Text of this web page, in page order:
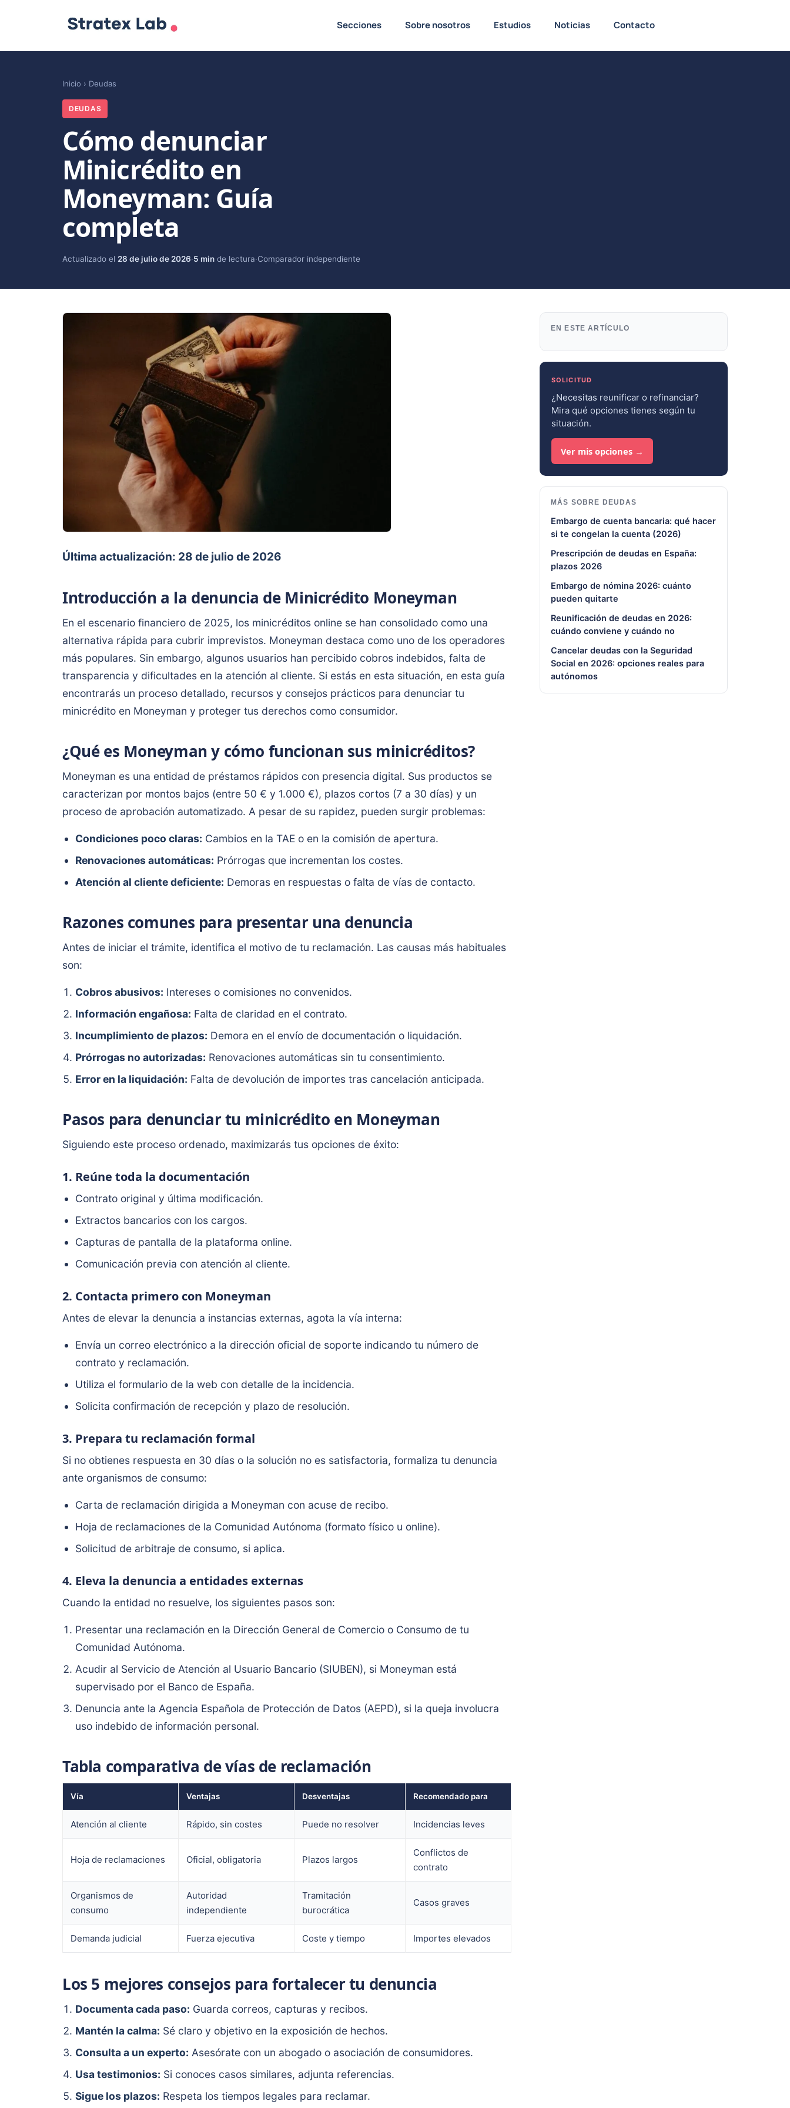
Secciones Sobre nosotros Estudios Noticias Contacto
Inicio › Deudas
DEUDAS
Cómo denunciar
Minicrédito en
Moneyman: Guía
completa
Actualizado el 28 de julio de 2026·5 min de lectura·Comparador independiente
Última actualización: 28 de julio de 2026
Introducción a la denuncia de Minicrédito Moneyman
En el escenario financiero de 2025, los minicréditos online se han consolidado como una
alternativa rápida para cubrir imprevistos. Moneyman destaca como uno de los operadores
más populares. Sin embargo, algunos usuarios han percibido cobros indebidos, falta de
transparencia y dificultades en la atención al cliente. Si estás en esta situación, en esta guía
encontrarás un proceso detallado, recursos y consejos prácticos para denunciar tu
minicrédito en Moneyman y proteger tus derechos como consumidor.
¿Qué es Moneyman y cómo funcionan sus minicréditos?
Moneyman es una entidad de préstamos rápidos con presencia digital. Sus productos se
caracterizan por montos bajos (entre 50 € y 1.000 €), plazos cortos (7 a 30 días) y un
proceso de aprobación automatizado. A pesar de su rapidez, pueden surgir problemas:
Condiciones poco claras: Cambios en la TAE o en la comisión de apertura.
Renovaciones automáticas: Prórrogas que incrementan los costes.
Atención al cliente deficiente: Demoras en respuestas o falta de vías de contacto.
Razones comunes para presentar una denuncia
Antes de iniciar el trámite, identifica el motivo de tu reclamación. Las causas más habituales
son:
Cobros abusivos: Intereses o comisiones no convenidos.
Información engañosa: Falta de claridad en el contrato.
Incumplimiento de plazos: Demora en el envío de documentación o liquidación.
Prórrogas no autorizadas: Renovaciones automáticas sin tu consentimiento.
Error en la liquidación: Falta de devolución de importes tras cancelación anticipada.
Pasos para denunciar tu minicrédito en Moneyman
Siguiendo este proceso ordenado, maximizarás tus opciones de éxito:
1. Reúne toda la documentación
Contrato original y última modificación.
Extractos bancarios con los cargos.
Capturas de pantalla de la plataforma online.
Comunicación previa con atención al cliente.
2. Contacta primero con Moneyman
Antes de elevar la denuncia a instancias externas, agota la vía interna:
Envía un correo electrónico a la dirección oficial de soporte indicando tu número de
contrato y reclamación.
Utiliza el formulario de la web con detalle de la incidencia.
Solicita confirmación de recepción y plazo de resolución.
3. Prepara tu reclamación formal
Si no obtienes respuesta en 30 días o la solución no es satisfactoria, formaliza tu denuncia
ante organismos de consumo:
Carta de reclamación dirigida a Moneyman con acuse de recibo.
Hoja de reclamaciones de la Comunidad Autónoma (formato físico u online).
Solicitud de arbitraje de consumo, si aplica.
4. Eleva la denuncia a entidades externas
Cuando la entidad no resuelve, los siguientes pasos son:
Presentar una reclamación en la Dirección General de Comercio o Consumo de tu
Comunidad Autónoma.
Acudir al Servicio de Atención al Usuario Bancario (SIUBEN), si Moneyman está
supervisado por el Banco de España.
Denuncia ante la Agencia Española de Protección de Datos (AEPD), si la queja involucra
uso indebido de información personal.
Tabla comparativa de vías de reclamación
Vía Ventajas Desventajas Recomendado para
Atención al cliente Rápido, sin costes Puede no resolver Incidencias leves
Hoja de reclamaciones Oficial, obligatoria Plazos largos
Conflictos de
contrato
Organismos de
consumo
Autoridad
independiente
Tramitación
burocrática
Casos graves
Demanda judicial Fuerza ejecutiva Coste y tiempo Importes elevados
Los 5 mejores consejos para fortalecer tu denuncia
Documenta cada paso: Guarda correos, capturas y recibos.
Mantén la calma: Sé claro y objetivo en la exposición de hechos.
Consulta a un experto: Asesórate con un abogado o asociación de consumidores.
Usa testimonios: Si conoces casos similares, adjunta referencias.
Sigue los plazos: Respeta los tiempos legales para reclamar.
EN ESTE ARTÍCULO
SOLICITUD
¿Necesitas reunificar o refinanciar?
Mira qué opciones tienes según tu
situación.
Ver mis opciones →
MÁS SOBRE DEUDAS
Embargo de cuenta bancaria: qué hacer
si te congelan la cuenta (2026)
Prescripción de deudas en España:
plazos 2026
Embargo de nómina 2026: cuánto
pueden quitarte
Reunificación de deudas en 2026:
cuándo conviene y cuándo no
Cancelar deudas con la Seguridad
Social en 2026: opciones reales para
autónomos